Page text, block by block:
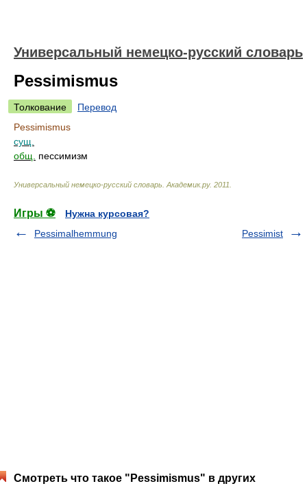
Универсальный немецко-русский словарь
Pessimismus
Толкование
Перевод
Pessimismus
сущ.
общ.
пессимизм
Универсальный немецко-русский словарь Академик.ру. 2011
Игры ⚽
Нужна курсовая?
Pessimalhemmung
Pessimist
Смотреть что такое "Pessimismus" в других